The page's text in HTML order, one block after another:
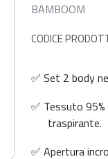
BAMBOOM
CODICE
✅ Set 2 body
✅ Tessuto
traspirante.
✅ Apertura